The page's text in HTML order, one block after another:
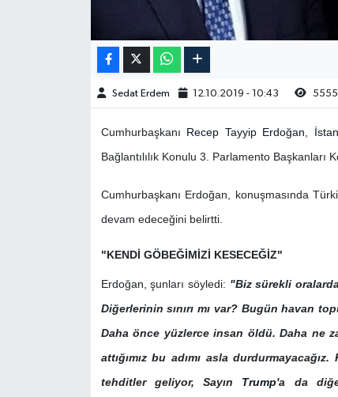
Sedat Erdem 12.10.2019 - 10:43 5555
Cumhurbaşkanı Recep Tayyip Erdoğan
Bağlantılılık Konulu 3. Parlamento Başkanları
Cumhurbaşkanı Erdoğan, konuşmasında
devam edeceğini belirtti.
"KENDİ GÖBEĞİMİZİ KESECEĞİZ"
Erdoğan, şunları söyledi: "Biz sürekli
Diğerlerinin sınırı mı var? Bugün havan
Daha önce yüzlerce insan öldü. Daha ne
attığımız bu adımı asla
tehditler geliyor, Sayın Trump'a da